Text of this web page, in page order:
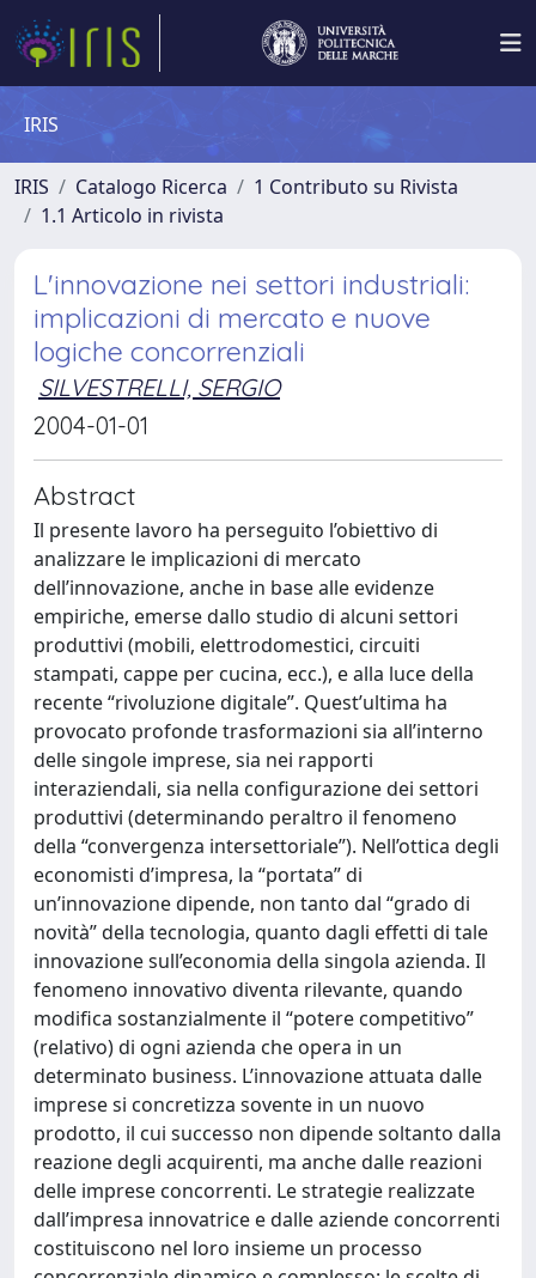
IRIS
IRIS Catalogo Ricerca
1 Contributo su Rivista
1.1 Articolo in rivista
L'innovazione nei settori industriali:
implicazioni di mercato e nuove
logiche concorrenziali
SILVESTRELLI, SERGIO
2004-01-01
Abstract
Il presente lavoro ha perseguito l’obiettivo di
analizzare le implicazioni di mercato
dell’innovazione, anche in base alle evidenze
empiriche, emerse dallo studio di alcuni settori
produttivi (mobili, elettrodomestici, circuiti
stampati, cappe per cucina, ecc.), e alla luce della
recente “rivoluzione digitale”. Quest’ultima ha
provocato profonde trasformazioni sia all’interno
delle singole imprese, sia nei rapporti
interaziendali, sia nella configurazione dei settori
produttivi (determinando peraltro il fenomeno
della “convergenza intersettoriale”). Nell’ottica degli
economisti d’impresa, la “portata” di
un’innovazione dipende, non tanto dal “grado di
novità” della tecnologia, quanto dagli effetti di tale
innovazione sull’economia della singola azienda. Il
fenomeno innovativo diventa rilevante, quando
modifica sostanzialmente il “potere competitivo”
(relativo) di ogni azienda che opera in un
determinato business. L’innovazione attuata dalle
imprese si concretizza sovente in un nuovo
prodotto, il cui successo non dipende soltanto dalla
reazione degli acquirenti, ma anche dalle reazioni
delle imprese concorrenti. Le strategie realizzate
dall’impresa innovatrice e dalle aziende concorrenti
costituiscono nel loro insieme un processo